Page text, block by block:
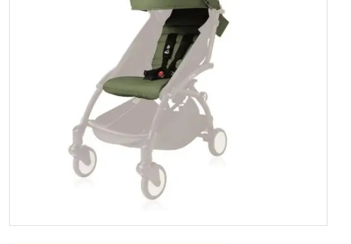
Засоби особистої гігієни
Переноски для дітей
Дитяча безпека
Басейни каркасні
Валізи дитячі
Надувна продукція для дітей